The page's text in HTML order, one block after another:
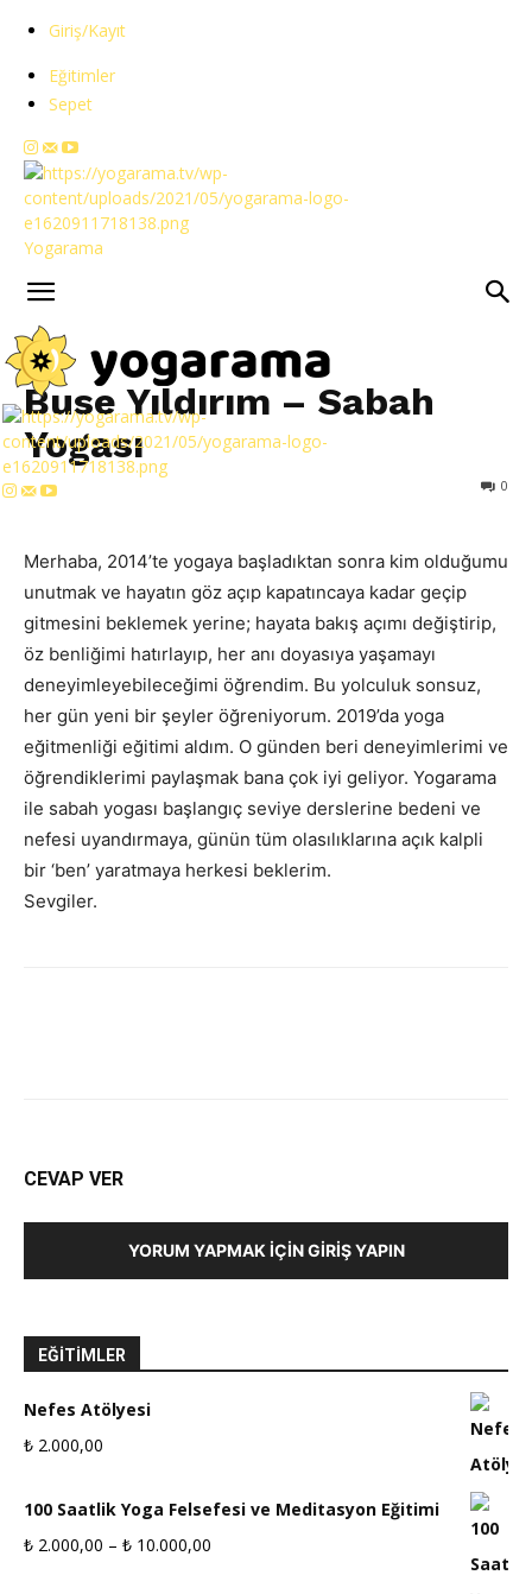
Giriş/Kayıt
Eğitimler
Sepet
Yogarama
Buse Yıldırım – Sabah
Yogası
0
Merhaba, 2014’te yogaya başladıktan sonra kim olduğumu
unutmak ve hayatın göz açıp kapatıncaya kadar geçip
gitmesini beklemek yerine; hayata bakış açımı değiştirip,
öz benliğimi hatırlayıp, her anı doyasıya yaşamayı
deneyimleyebileceğimi öğrendim. Bu yolculuk sonsuz,
her gün yeni bir şeyler öğreniyorum. 2019’da yoga
eğitmenliği eğitimi aldım. O günden beri deneyimlerimi ve
öğrendiklerimi paylaşmak bana çok iyi geliyor. Yogarama
ile sabah yogası başlangıç seviye derslerine bedeni ve
nefesi uyandırmaya, günün tüm olasılıklarına açık kalpli
bir ‘ben’ yaratmaya herkesi beklerim.
Sevgiler.
CEVAP VER
YORUM YAPMAK İÇIN GIRIŞ YAPIN
EĞITIMLER
Nefes Atölyesi
₺ 2.000,00
100 Saatlik Yoga Felsefesi ve Meditasyon Eğitimi
₺ 2.000,00 – ₺ 10.000,00